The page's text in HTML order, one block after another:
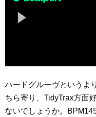
ハードグルーヴというよ
ちら寄り、TidyTrax方面
ないでしょうか。